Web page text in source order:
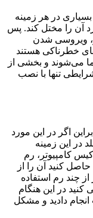
در هر زمینه
آن را مختل کند. پس
ویروسی شدن
خطرناکی هستند
می‌شوند و بخشی از
تنها با نصب
اگر در این مورد
در این زمینه
کامپیوتر، رم
کنید آن را از
چند رم استفاده
در این هنگام
انجام دادید و مشکل